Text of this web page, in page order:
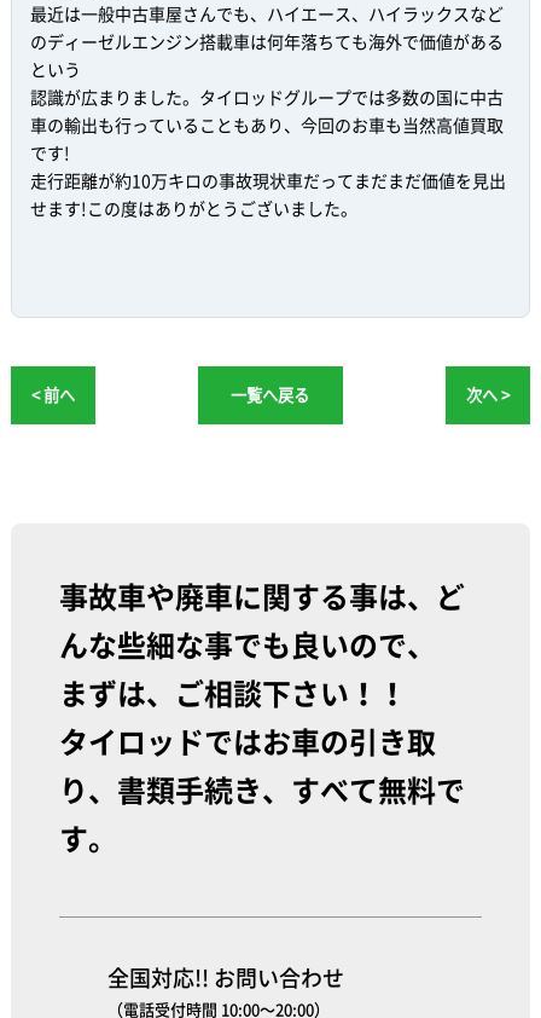
最近は一般中古車屋さんでも、ハイエース、ハイラックスなど
のディーゼルエンジン搭載車は何年落ちても海外で価値がある
という
認識が広まりました。タイロッドグループでは多数の国に中古
車の輸出も行っていることもあり、今回のお車も当然高値買取
です!
走行距離が約10万キロの事故現状車だってまだまだ価値を見出
せます!この度はありがとうございました。
< 前へ 一覧へ戻る 次へ >
事故車や廃車に関する事は、ど
んな些細な事でも良いので、
まずは、ご相談下さい！！
タイロッドではお車の引き取
り、書類手続き、すべて無料で
す。
全国対応!! お問い合わせ
（電話受付時間 10:00～20:00）